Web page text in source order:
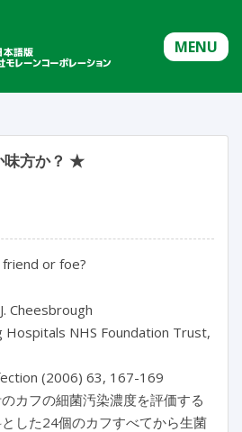
MENU
味方か？ ★
or foe?
Cheesbrough
Hospitals NHS Foundation Trust,
(2006) 63, 167-169
カフの細菌汚染濃度を評価する
した24個のカフすべてから生菌